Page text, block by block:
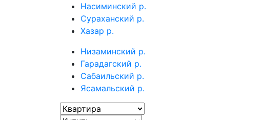
Насиминский р.
Сураханский р.
Хазар р.
Низаминский р.
Гарадагский р.
Сабаильский р.
Ясамальский р.